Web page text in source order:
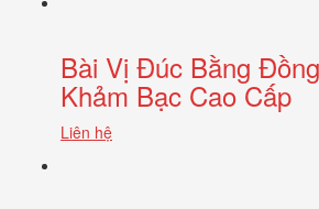
Bài Vị Đúc Bằng
Khảm Bạc Cao Cấp
Liên hệ